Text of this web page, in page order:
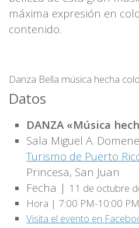
máxima expresión en
contenido.
Danza Bella música hecha
Datos
DANZA «Música
Sala Miguel A.
Turismo de Puerto
Princesa, San Juan
Fecha | 11 de octubre
Hora | 7:00 PM-10:00 PM
Visita el evento en